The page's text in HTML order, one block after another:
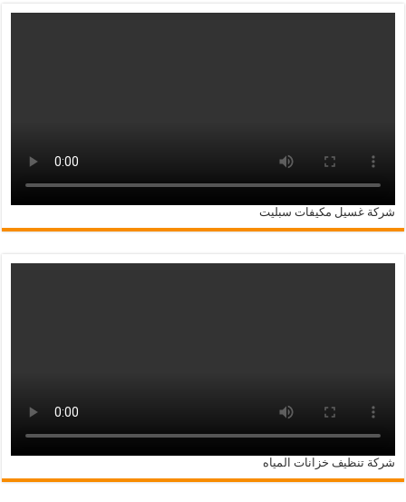
شركة غسيل مكيفات سبليت
شركة تنظيف خزانات المياه